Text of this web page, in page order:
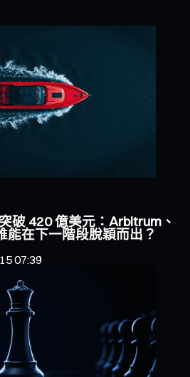
破 420 億美元：Arbitrum、
能在下一階段脫穎而出？
07:39